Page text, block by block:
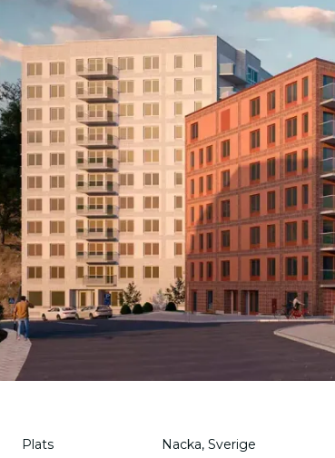
Plats
Nacka, Sverige